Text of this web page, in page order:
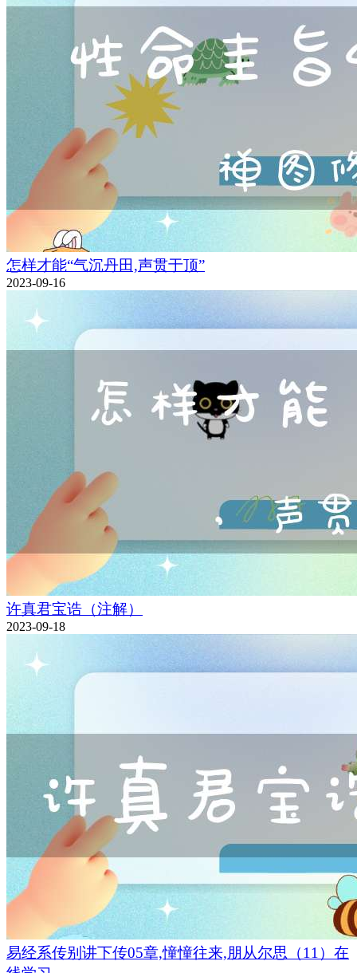
怎样才能“气沉丹田,声贯于顶”
2023-09-16
许真君宝诰（注解）
2023-09-18
易经系传别讲下传05章,憧憧往来,朋从尔思（11）在